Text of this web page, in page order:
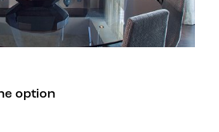
option